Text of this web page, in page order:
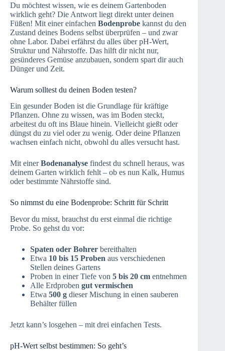
Du möchtest wissen, wie es deinem Gartenboden
wirklich geht? Die Antwort liegt direkt unter deinen
Füßen! Mit einer einfachen Bodenprobe kannst du den
Zustand deines Bodens selbst überprüfen – und zwar
ohne Labor. Dabei erfährst du alles über pH-Wert,
Struktur und Nährstoffe. Das hilft dir nicht nur,
gesünderes Gemüse anzubauen, sondern spart dir auch
Dünger und Zeit.
Warum solltest du deinen Boden testen?
Ein gesunder Boden ist die Grundlage für kräftige
Pflanzen. Ohne zu wissen, was im Boden steckt,
arbeitest du oft ins Blaue hinein. Vielleicht gießt oder
düngst du zu viel oder zu wenig. Oder deine Pflanzen
wachsen einfach nicht, obwohl du alles versucht hast.
Mit einerBodenanalyse findest du schnell heraus, was
deinem Garten wirklich fehlt – ob es nun Kalk, Humus
oder bestimmte Nährstoffe sind.
So nimmst du eine Bodenprobe: Schritt für Schritt
Bevor du misst, brauchst du erst einmal die richtige
Probe. So gehst du vor:
Spaten oder Bohrer bereithalten
Etwa 10 bis 15 Proben aus verschiedenen
Stellen deines Gartens
Proben in einer Tiefe von 5 bis 20 cm entnehmen
Alle Erdproben gut vermischen
Etwa 500 g dieser Mischung in einen sauberen
Behälter füllen
Jetzt kann’s losgehen – mit drei einfachen Tests.
pH-Wert selbst bestimmen: So geht’s